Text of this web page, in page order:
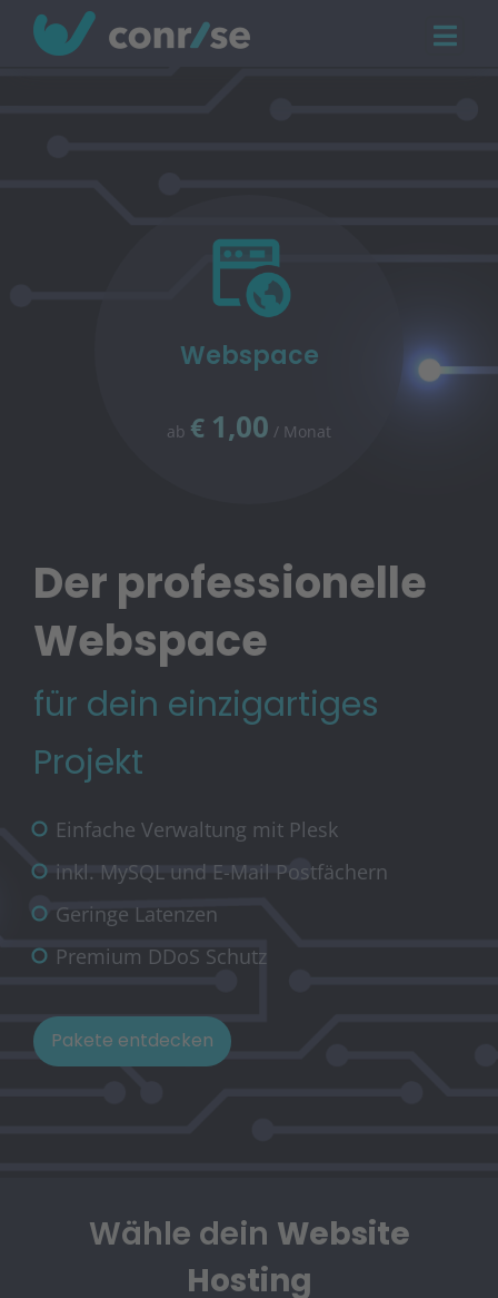
Webspace
ab € 1,00 / Monat
Der professionelle
Webspace
für dein einzigartiges
Projekt
Einfache Verwaltung mit Plesk
inkl. MySQL und E-Mail Postfächern
Geringe Latenzen
Premium DDoS Schutz
Pakete entdecken
Wähle dein Website
Hosting